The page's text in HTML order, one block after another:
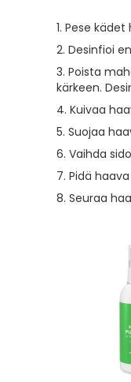
Pese kädet
Desinfioi
Poista
kärkeen.
Kuivaa
Suojaa
Vaihda
Pidä
Seuraa